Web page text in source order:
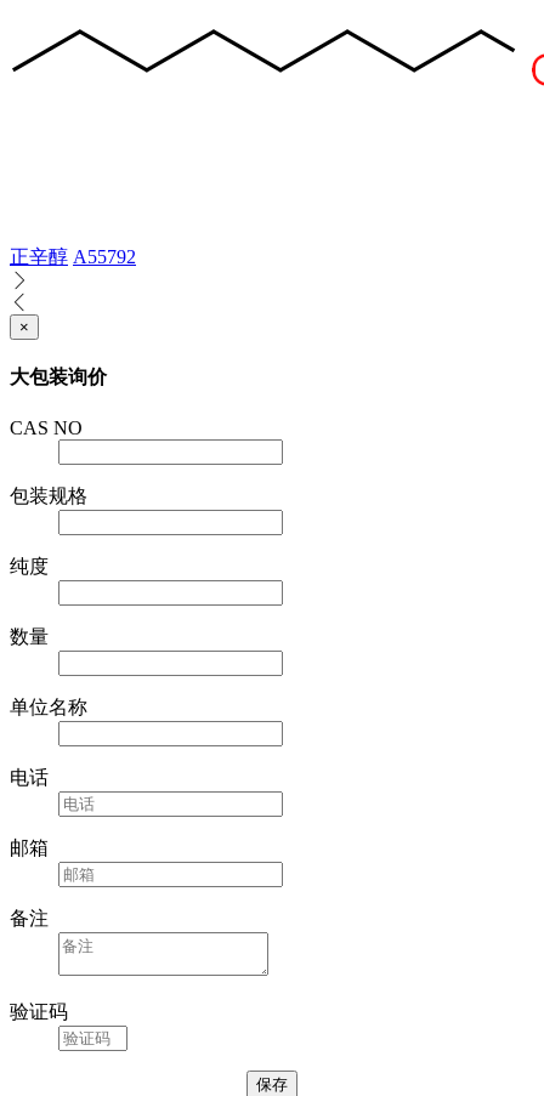
正辛醇 A55792
×
大包装询价
CAS NO
包装规格
纯度
数量
单位名称
电话
邮箱
备注
验证码